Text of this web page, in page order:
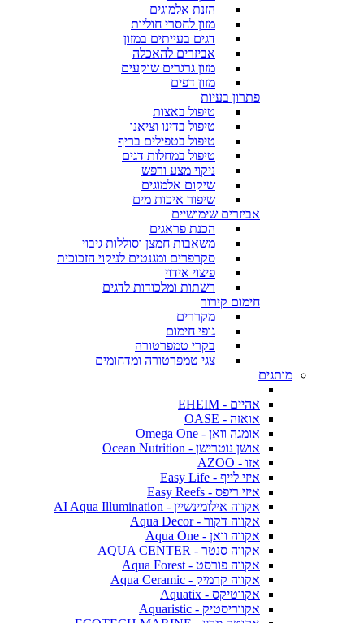
הזנת אלמוגים
מזון לחסרי חוליות
דגים בעייתים במזון
אביזרים להאכלה
מזון גרגרים שוקעים
מזון דפים
פתרון בעיות
טיפול באצות
טיפול בדינו וציאנו
טיפול בטפילים בריף
טיפול במחלות דגים
ניקוי מצע ורפש
שיקום אלמוגים
שיפור איכות מים
אביזרים שימושיים
הכנת פראגים
משאבות חמצן וסוללות גיבוי
סקרפרים ומגנטים לניקוי הזכוכית
פיצוי אידוי
רשתות ומלכודות לדגים
חימום קירור
מקררים
גופי חימום
בקרי טמפרטורה
צגי טמפרטורה ומדחומים
מותגים
אהיים - EHEIM
אואזה - OASE
אומגה וואן - Omega One
אושן נוטרישן - Ocean Nutrition
אזו - AZOO
איזי לייף - Easy Life
איזי ריפס - Easy Reefs
אקווה אילומינשיין - AI Aqua Illumination
אקווה דקור - Aqua Decor
אקווה וואן - Aqua One
אקווה סנטר - AQUA CENTER
אקווה פורסט - Aqua Forest
אקווה קרמיק - Aqua Ceramic
אקווטיקס - Aquatix
אקווריסטיק - Aquaristic